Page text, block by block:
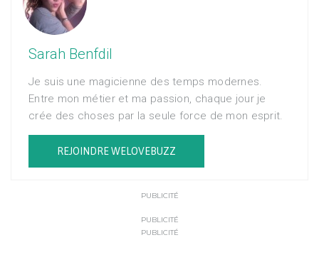
Sarah Benfdil
Je suis une magicienne des temps modernes.
Entre mon métier et ma passion, chaque jour je
crée des choses par la seule force de mon esprit.
REJOINDRE WELOVEBUZZ
PUBLICITÉ
PUBLICITÉ
PUBLICITÉ